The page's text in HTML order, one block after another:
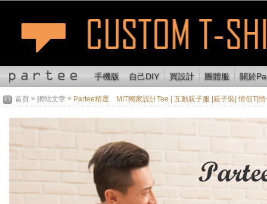
手機版 自己DIY 買設計 團體服 關於
首頁 » 網站文章 » Partee精選 MIT獨家設計Tee | 互動親子服 |親子裝| 情侶T|